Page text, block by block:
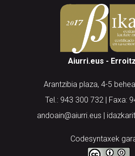
Aiurri.eus -
Arantzibia plaza, 4-5
Tel.: 943 300 732 | Faxa:
andoain@aiurri.eus |
Codesyntaxek